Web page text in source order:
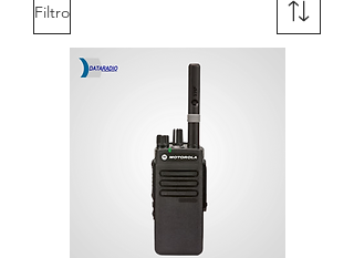
Filtro